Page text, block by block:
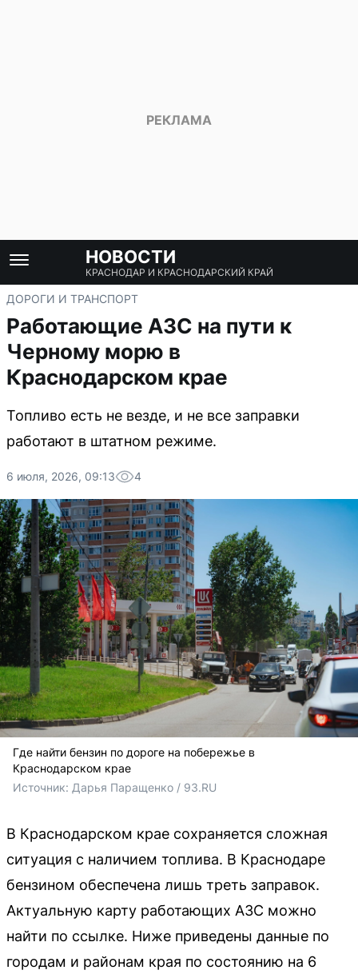
НОВОСТИ
КРАСНОДАР И КРАСНОДАРСКИЙ КРАЙ
ДОРОГИ И ТРАНСПОРТ
Работающие АЗС на пути к
Черному морю в
Краснодарском крае
Топливо есть не везде, и не все заправки
работают в штатном режиме.
6 июля, 2026, 09:13 4
Где найти бензин по дороге на побережье в
Краснодарском крае
Источник: Дарья Паращенко / 93.RU
В Краснодарском крае сохраняется сложная
ситуация с наличием топлива. В Краснодаре
бензином обеспечена лишь треть заправок.
Актуальную карту работающих АЗС можно
найти по ссылке. Ниже приведены данные по
городам и районам края по состоянию на 6